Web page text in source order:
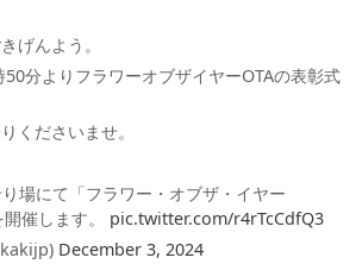
げんよう。
分よりフラワーオブザイヤーOTAの表彰式
くださいませ。
場にて「フラワー・オブザ・イヤー
催します。 pic.twitter.com/r4rTcCdfQ3
December 3, 2024